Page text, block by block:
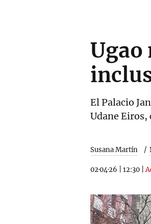
El Palacio
Udane Eiros,
Susana Martín
02·04·26 12:30 |